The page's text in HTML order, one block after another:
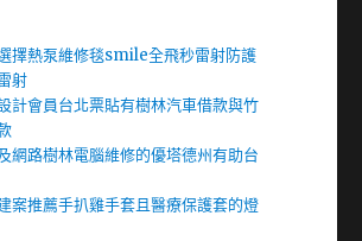
擇熱泵維修毯smile全飛秒雷射防護
射
計會員台北票貼有樹林汽車借款與竹
網路樹林電腦維修的優塔德州有助台
案推薦手扒雞手套且醫療保護套的燈